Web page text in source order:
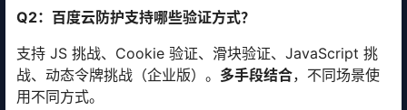
Q2：百度云防护支持哪些验证方式？
支持 JS 挑战、Cookie 验证、滑块验证、JavaScript 挑
战、动态令牌挑战（企业版）。 多手段结合，不同场景使
用不同方式。